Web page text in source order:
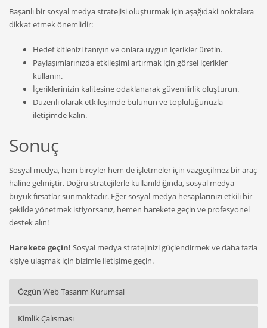
Başarılı bir sosyal medya stratejisi oluşturmak için aşağıdaki noktalara
dikkat etmek önemlidir:
Hedef kitlenizi tanıyın ve onlara uygun içerikler üretin.
Paylaşımlarınızda etkileşimi artırmak için görsel içerikler
kullanın.
İçeriklerinizin kalitesine odaklanarak güvenilirlik oluşturun.
Düzenli olarak etkileşimde bulunun ve topluluğunuzla
iletişimde kalın.
Sonuç
Sosyal medya, hem bireyler hem de işletmeler için vazgeçilmez bir araç
haline gelmiştir. Doğru stratejilerle kullanıldığında, sosyal medya
büyük fırsatlar sunmaktadır. Eğer sosyal medya hesaplarınızı etkili bir
şekilde yönetmek istiyorsanız, hemen harekete geçin ve profesyonel
destek alın!
Harekete geçin! Sosyal medya stratejinizi güçlendirmek ve daha fazla
kişiye ulaşmak için bizimle iletişime geçin.
Özgün Web Tasarım Kurumsal
Kimlik Çalısması